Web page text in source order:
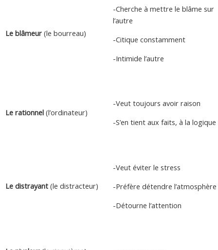
Le blâmeur (le bourreau)
-Cherche à mettre le blâme sur
l’autre
-Citique constamment
-Intimide l’autre
Le rationnel (l’ordinateur)
-Veut toujours avoir raison
-S’en tient aux faits, à la logique
Le distrayant (le distracteur)
-Veut éviter le stress
-Préfère détendre l’atmosphère
-Détourne l’attention